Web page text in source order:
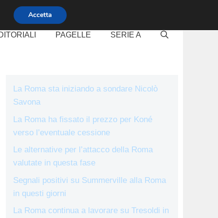
PAGELLE SERIE A
La Roma sta iniziando a sondare Nicolò
Savona
La Roma ha fissato il prezzo per Koné
verso l’eventuale cessione
Le alternative per l’attacco della Roma
valutate in questa fase
Segnali positivi su Summerville alla Roma
in questi giorni
La Roma continua a lavorare su Tresoldi in
Accetta